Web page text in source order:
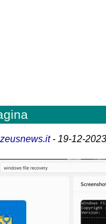
- 19-12-